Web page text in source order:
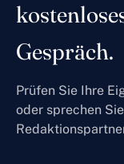
Gespräch.
Prüfen Sie Ihre
oder sprechen